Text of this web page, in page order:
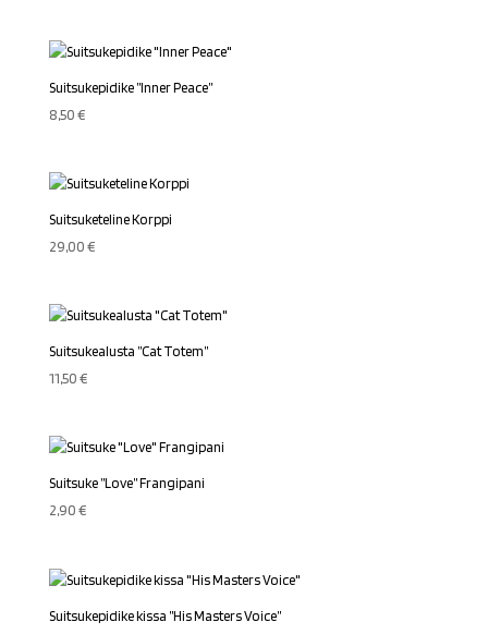
Suitsukepidike ”Inner Peace”
8,50€
Suitsuketeline Korppi
29,00€
Suitsukealusta ”Cat Totem”
11,50€
Suitsuke ”Love” Frangipani
2,90€
Suitsukepidike kissa ”His Masters Voice”